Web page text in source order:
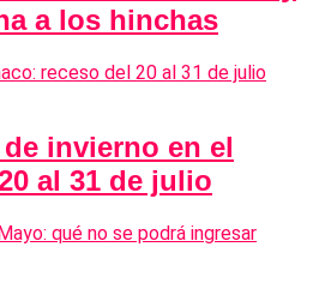
a los hinchas
invierno en el
al 31 de julio